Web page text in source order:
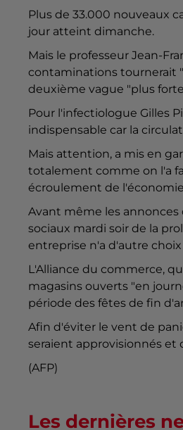
Plus de 33.000 nouveaux
jour atteint dimanche.
Mais le professeur Jean-
contaminations tournerait
deuxième vague "plus
Pour l'infectiologue Gilles
indispensable car la
Mais attention, a mis en
totalement comme on l'a
écroulement de
Avant même les annonces
sociaux mardi soir de la
entreprise n'a d'autre
L'Alliance du commerce,
magasins ouverts "en
période des fêtes de fin
Afin d'éviter le vent de
seraient approvisionnés et
(AFP)
Les dernières